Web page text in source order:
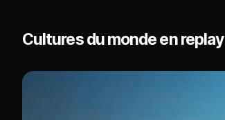
Cultures du monde en replay